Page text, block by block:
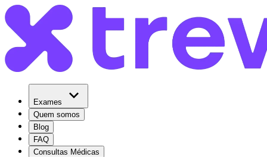
Exames
Quem somos
Blog
FAQ
Consultas Médicas